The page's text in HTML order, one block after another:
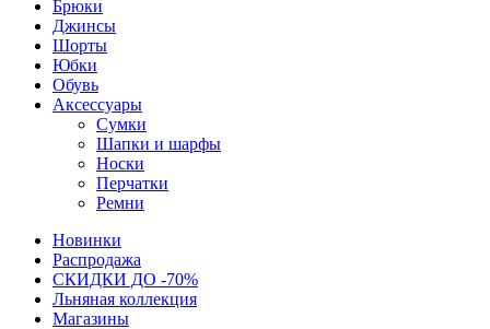
Брюки
Джинсы
Шорты
Юбки
Обувь
Аксессуары
Сумки
Шапки и шарфы
Носки
Перчатки
Ремни
Новинки
Распродажа
СКИДКИ ДО -70%
Льняная коллекция
Магазины